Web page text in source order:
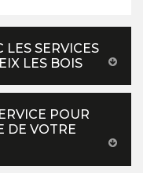
LES SERVICES
LES BOIS
POUR
DE VOTRE